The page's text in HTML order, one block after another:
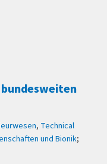
, Technical
und Bionik;